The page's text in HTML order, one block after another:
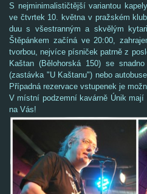
S nejminimalističtější variantou
ve čtvrtek 10. května v pražském
duu s všestranným a skvělým
Štěpánkem začíná ve 20:00,
tvorbou, nejvíce písniček patrně z
Kaštan (Bělohorská 150) se
(zastávka "U Kaštanu") nebo
Případná rezervace vstupenek je
V místní podzemní kavárně Únik
na Vás!